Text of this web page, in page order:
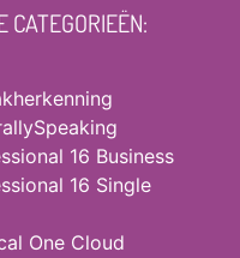
CATEGORIEËN:
16 Business
16 Single
One Cloud